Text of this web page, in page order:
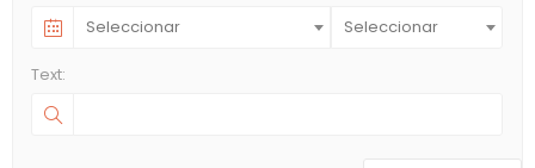
Seleccionar
Seleccionar
Text: